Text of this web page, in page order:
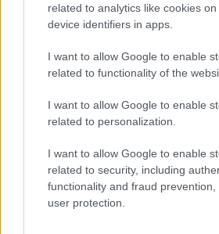
related to analytics like cookies
device identifiers in apps.
I want to allow Google to enable
related to functionality of the
I want to allow Google to enable
related to personalization.
I want to allow Google to enable
related to security, including
functionality and fraud
user protection.
ΟΠΕΚΕΠΕ: Προφυλακίστηκε λογιστής
31/05/2026 - 11:13πμ